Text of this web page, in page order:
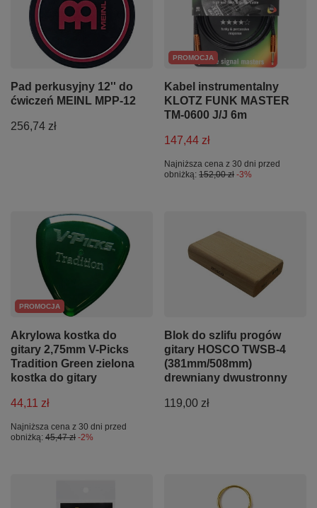
Pad perkusyjny 12'' do
ćwiczeń MEINL MPP-12
256,74 zł
PROMOCJA
Kabel instrumentalny
KLOTZ FUNK MASTER
TM-0600 J/J 6m
147,44 zł
Najniższa cena z 30 dni przed
obniżką: 152,00 zł -3%
PROMOCJA
Akrylowa kostka do
gitary 2,75mm V-Picks
Tradition Green zielona
kostka do gitary
44,11 zł
Najniższa cena z 30 dni przed
obniżką: 45,47 zł -2%
Blok do szlifu progów
gitary HOSCO TWSB-4
(381mm/508mm)
drewniany dwustronny
119,00 zł